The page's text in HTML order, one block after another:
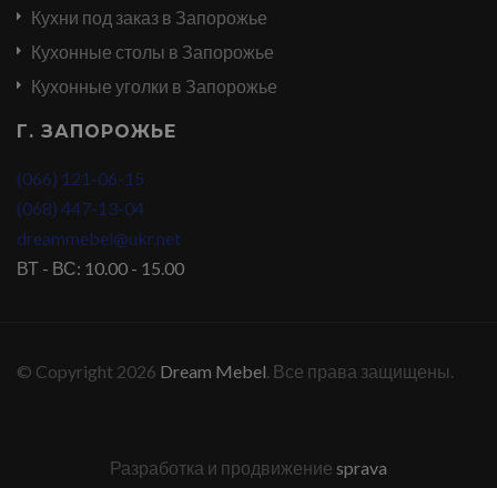
Кухни под заказ в Запорожье
Кухонные столы в Запорожье
Кухонные уголки в Запорожье
Г. ЗАПОРОЖЬЕ
(066) 121-06-15
(068) 447-13-04
dreammebel@ukr.net
ВТ - ВС: 10.00 - 15.00
© Copyright 2026 Dream Mebel . Все права защищены.
Разработка и продвижение sprava